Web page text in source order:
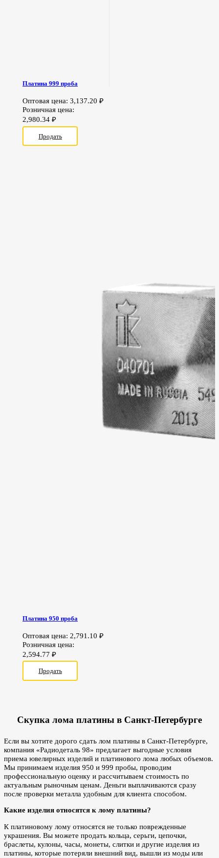
Платина 999 проба
Оптовая цена: 3,137.20₽
Розничная цена:
2,980.34₽
Продать
Платина 950 проба
Оптовая цена: 2,791.10₽
Розничная цена:
2,594.77₽
Продать
Скупка лома платины в Санкт-Петербурге
Если вы хотите дорого сдать лом платины в Санкт-Петербурге,
компания «Радиодеталь 98» предлагает выгодные условия
приема ювелирных изделий и платинового лома любых объемов.
Мы принимаем изделия 950 и 999 пробы, проводим
профессиональную оценку и рассчитываем стоимость по
актуальным рыночным ценам. Деньги выплачиваются сразу
после проверки металла удобным для клиента способом.
Какие изделия относятся к лому платины?
К платиновому лому относятся не только поврежденные
украшения. Вы можете продать кольца, серьги, цепочки,
браслеты, кулоны, часы, монеты, слитки и другие изделия из
платины, которые потеряли внешний вид, вышли из моды или